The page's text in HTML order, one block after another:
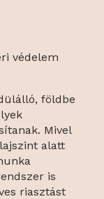
védelem
földbe
Mivel
alatt
is
riasztást